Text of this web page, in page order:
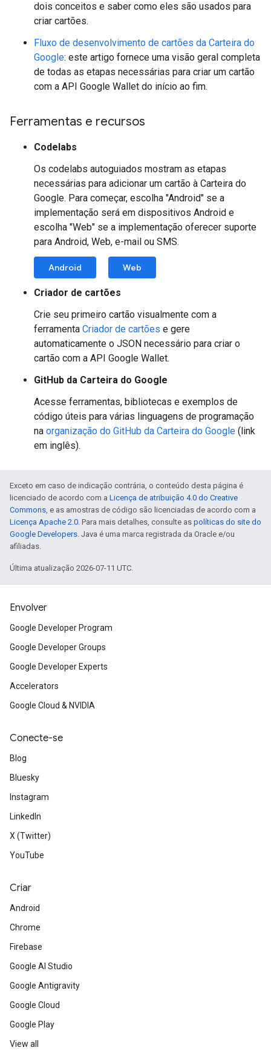
dois conceitos e saber como eles são usados para
criar cartões.
Fluxo de desenvolvimento de cartões da Carteira do
Google: este artigo fornece uma visão geral completa
de todas as etapas necessárias para criar um cartão
com a API Google Wallet do início ao fim.
Ferramentas e recursos
Codelabs
Os codelabs autoguiados mostram as etapas
necessárias para adicionar um cartão à Carteira do
Google. Para começar, escolha "Android" se a
implementação será em dispositivos Android e
escolha "Web" se a implementação oferecer suporte
para Android, Web, e-mail ou SMS.
Android Web
Criador de cartões
Crie seu primeiro cartão visualmente com a
ferramenta Criador de cartões e gere
automaticamente o JSON necessário para criar o
cartão com a API Google Wallet.
GitHub da Carteira do Google
Acesse ferramentas, bibliotecas e exemplos de
código úteis para várias linguagens de programação
na organização do GitHub da Carteira do Google (link
em inglês).
Exceto em caso de indicação contrária, o conteúdo desta página é
licenciado de acordo com a Licença de atribuição 4.0 do Creative
Commons, e as amostras de código são licenciadas de acordo com a
Licença Apache 2.0. Para mais detalhes, consulte as políticas do site do
Google Developers. Java é uma marca registrada da Oracle e/ou
afiliadas.
Última atualização 2026-07-11 UTC.
Envolver
Google Developer Program
Google Developer Groups
Google Developer Experts
Accelerators
Google Cloud & NVIDIA
Conecte-se
Blog
Bluesky
Instagram
LinkedIn
X (Twitter)
YouTube
Criar
Android
Chrome
Firebase
Google AI Studio
Google Antigravity
Google Cloud
Google Play
View all